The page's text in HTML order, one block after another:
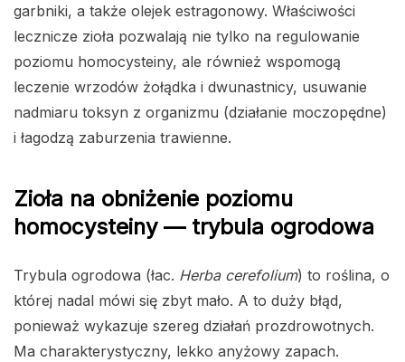
garbniki, a także olejek estragonowy. Właściwości
lecznicze zioła pozwalają nie tylko na regulowanie
poziomu homocysteiny, ale również wspomogą
leczenie wrzodów żołądka i dwunastnicy, usuwanie
nadmiaru toksyn z organizmu (działanie moczopędne)
i łagodzą zaburzenia trawienne.
Zioła na obniżenie poziomu
homocysteiny — trybula ogrodowa
Trybula ogrodowa (łac. Herba cerefolium) to roślina, o
której nadal mówi się zbyt mało. A to duży błąd,
ponieważ wykazuje szereg działań prozdrowotnych.
Ma charakterystyczny, lekko anyżowy zapach.